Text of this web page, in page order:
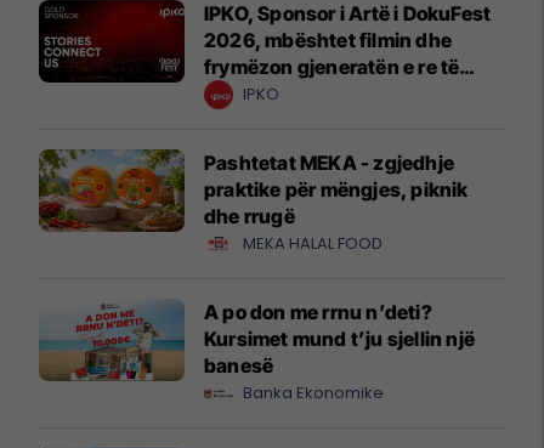
IPKO, Sponsor i Artë i DokuFest
2026, mbështet filmin dhe
frymëzon gjeneratën e re të
krijuesve
IPKO
Pashtetat MEKA - zgjedhje
praktike për mëngjes, piknik
dhe rrugë
MEKA HALAL FOOD
A po don me rrnu n’deti?
Kursimet mund t’ju sjellin një
banesë
Banka Ekonomike